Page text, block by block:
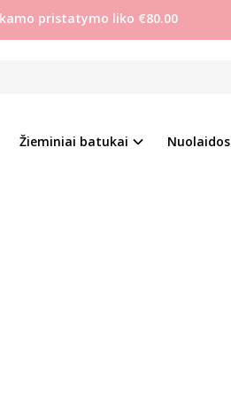
pristatymo liko €80.00
Žieminiai batukai Nuolaidos